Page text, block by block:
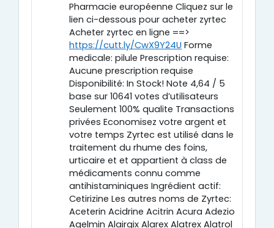
Pharmacie européenne Cliquez sur le
lien ci-dessous pour acheter zyrtec
Acheter zyrtec en ligne ==>
https://cutt.ly/CwX9Y24U Forme
medicale: pilule Prescription requise:
Aucune prescription requise
Disponibilité: In Stock! Note 4,64 / 5
base sur 10641 votes d’utilisateurs
Seulement 100% qualite Transactions
privées Economisez votre argent et
votre temps Zyrtec est utilisé dans le
traitement du rhume des foins,
urticaire et et appartient à class de
médicaments connu comme
antihistaminiques Ingrédient actif:
Cetirizine Les autres noms de Zyrtec:
Aceterin Acidrine Acitrin Acura Adezio
Agelmin Alairgix Alarex Alatrex Alatrol